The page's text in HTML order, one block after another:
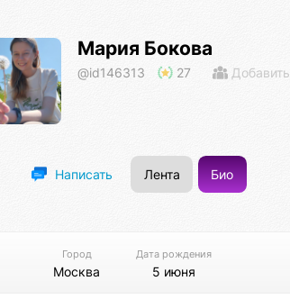
Мария Бокова
@id146313 27 Добавить
Написать Лента Био
Город
Москва
Дата рождения
5 июня